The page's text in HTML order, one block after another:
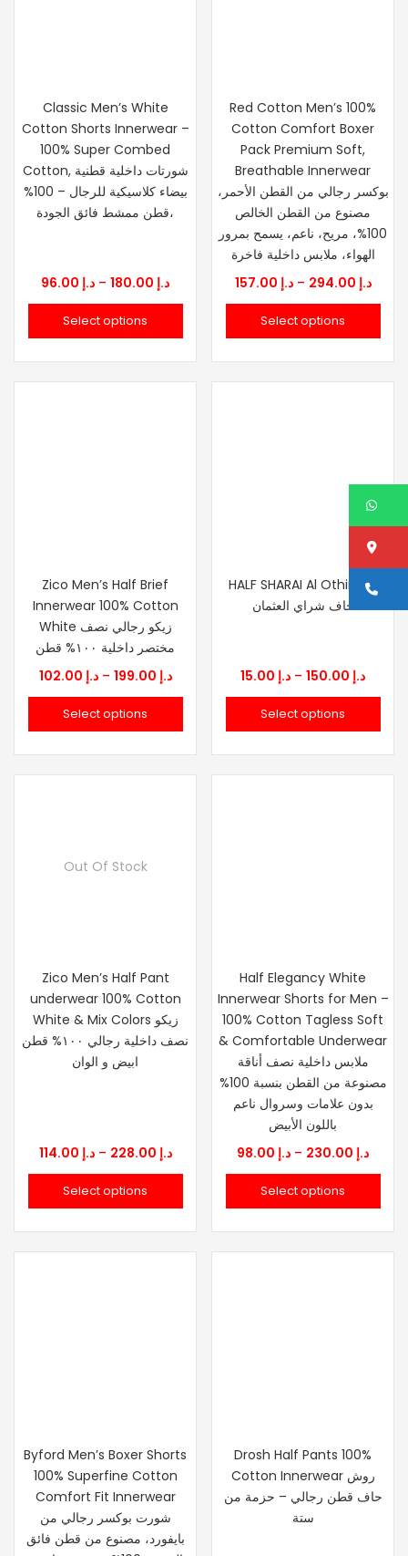
Classic Men’s White
Cotton Shorts Innerwear –
100% Super Combed
Cotton, شورتات داخلية قطنية
بيضاء كلاسيكية للرجال – 100%
قطن ممشط فائق الجودة،
د.إ – د.إPrice
range:
Select options
Red Cotton Men’s 100%
Cotton Comfort Boxer
Pack Premium Soft,
Breathable Innerwear
بوكسر رجالي من القطن الأحمر،
مصنوع من القطن الخالص
100%، مريح، ناعم، يسمح بمرور
الهواء، ملابس داخلية فاخرة
د.إ – د.إPrice
Select options
Zico Men’s Half Brief
Innerwear 100% Cotton
White زيكو رجالي نصف
مختصر داخلية ١٠٠% قطن
د.إ – د.إPrice
range:
Select options
HALF SHARAI Al Othiman
حاف شراي العثمان
د.إ – د.إPrice
range:
Select options
Out Of Stock
Zico Men’s Half Pant
underwear 100% Cotton
White & Mix Colors زيكو
نصف داخلية رجالي ١٠٠% قطن
ابيض و الوان
د.إ – د.إPrice
range:
Select options
Half Elegancy White
Innerwear Shorts for Men –
100% Cotton Tagless Soft
& Comfortable Underwear
ملابس داخلية نصف أناقة
مصنوعة من القطن بنسبة 100%
بدون علامات وسروال ناعم
باللون الأبيض
د.إ – د.إPrice
Select options
Byford Men’s Boxer Shorts
100% Superfine Cotton
Comfort Fit Innerwear
شورت بوكسر رجالي من
بايفورد، مصنوع من قطن فائق
Drosh Half Pants 100%
Cotton Innerwear روش
حاف قطن رجالي – حزمة من
ستة